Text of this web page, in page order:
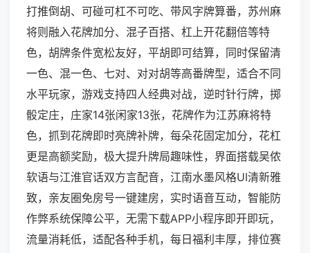
打推倒胡、可碰可杠不可吃、带风字牌算番，苏州麻
将则融入花牌加分、混子百搭、杠上开花翻倍等特
色，胡牌条件宽松友好，平胡即可结算，同时保留清
一色、混一色、七对、对对胡等高番牌型，适合不同
水平玩家，游戏支持四人经典对战，逆时针行牌，掷
骰定庄，庄家14张闲家13张，花牌作为江苏麻将特
色，抓到花牌即时亮牌补牌，每朵花固定加分，花杠
更是高额奖励，极大提升牌局趣味性，界面搭载吴侬
软语与江淮官话双方言配音，江南水墨风格UI清新雅
致，亲友圈免房号一键建房，实时语音互动，智能防
作弊系统保障公平，无需下载APP小程序即开即玩，
流量消耗低，适配各种手机，每日福利丰厚，排位赛